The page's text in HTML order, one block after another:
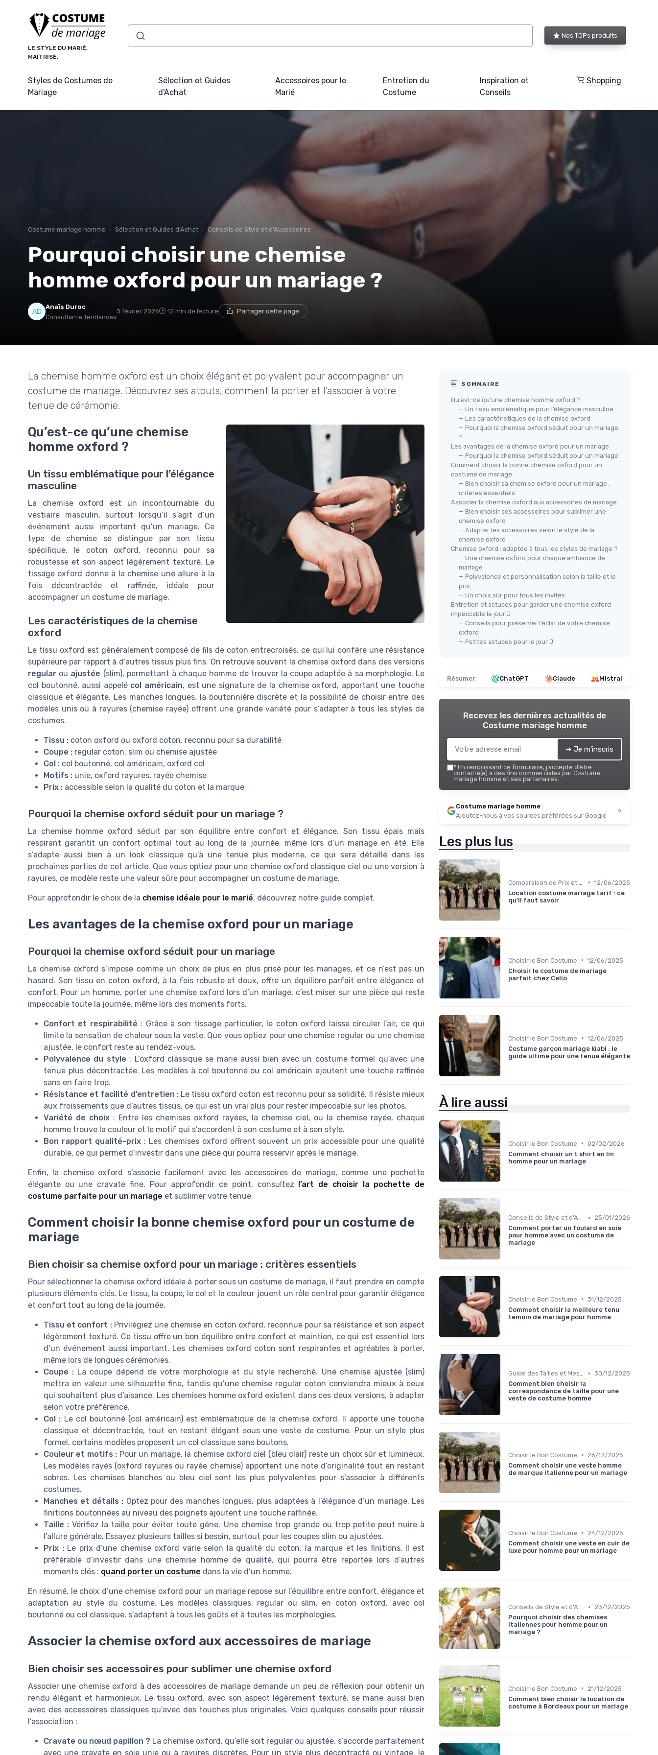
LE STYLE DU MARIÉ,
MAÎTRISÉ.
Nos TOPs produits
Styles de Costumes de
Mariage
Sélection et Guides
d'Achat
Accessoires pour le
Marié
Entretien du
Costume
Inspiration et
Conseils
Shopping
Costume mariage homme Sélection et Guides d'Achat Conseils de Style et d'Accessoires
Pourquoi choisir une chemise
homme oxford pour un mariage ?
Anaïs Duroc
Consultante Tendances
3 février 2026 12 min de lecture Partager cette page
La chemise homme oxford est un choix élégant et polyvalent pour accompagner un
costume de mariage. Découvrez ses atouts, comment la porter et l’associer à votre
tenue de cérémonie.
Qu’est-ce qu’une chemise
homme oxford ?
Un tissu emblématique pour l’élégance
masculine
La chemise oxford est un incontournable du
vestiaire masculin, surtout lorsqu’il s’agit d’un
événement aussi important qu’un mariage. Ce
type de chemise se distingue par son tissu
spécifique, le coton oxford, reconnu pour sa
robustesse et son aspect légèrement texturé. Le
tissage oxford donne à la chemise une allure à la
fois décontractée et raffinée, idéale pour
accompagner un costume de mariage.
Les caractéristiques de la chemise
oxford
Le tissu oxford est généralement composé de fils de coton entrecroisés, ce qui lui confère une résistance
supérieure par rapport à d’autres tissus plus fins. On retrouve souvent la chemise oxford dans des versions
regular ou ajustée (slim), permettant à chaque homme de trouver la coupe adaptée à sa morphologie. Le
col boutonné, aussi appelé col américain, est une signature de la chemise oxford, apportant une touche
classique et élégante. Les manches longues, la boutonnière discrète et la possibilité de choisir entre des
modèles unis ou à rayures (chemise rayée) offrent une grande variété pour s’adapter à tous les styles de
costumes.
Tissu : coton oxford ou oxford coton, reconnu pour sa durabilité
Coupe : regular coton, slim ou chemise ajustée
Col : col boutonné, col américain, oxford col
Motifs : unie, oxford rayures, rayée chemise
Prix : accessible selon la qualité du coton et la marque
Pourquoi la chemise oxford séduit pour un mariage ?
La chemise homme oxford séduit par son équilibre entre confort et élégance. Son tissu épais mais
respirant garantit un confort optimal tout au long de la journée, même lors d’un mariage en été. Elle
s’adapte aussi bien à un look classique qu’à une tenue plus moderne, ce qui sera détaillé dans les
prochaines parties de cet article. Que vous optiez pour une chemise oxford classique ciel ou une version à
rayures, ce modèle reste une valeur sûre pour accompagner un costume de mariage.
Pour approfondir le choix de la chemise idéale pour le marié, découvrez notre guide complet.
Les avantages de la chemise oxford pour un mariage
Pourquoi la chemise oxford séduit pour un mariage
La chemise oxford s’impose comme un choix de plus en plus prisé pour les mariages, et ce n’est pas un
hasard. Son tissu en coton oxford, à la fois robuste et doux, offre un équilibre parfait entre élégance et
confort. Pour un homme, porter une chemise oxford lors d’un mariage, c’est miser sur une pièce qui reste
impeccable toute la journée, même lors des moments forts.
Confort et respirabilité : Grâce à son tissage particulier, le coton oxford laisse circuler l’air, ce qui
limite la sensation de chaleur sous la veste. Que vous optiez pour une chemise regular ou une chemise
ajustée, le confort reste au rendez-vous.
Polyvalence du style : L’oxford classique se marie aussi bien avec un costume formel qu’avec une
tenue plus décontractée. Les modèles à col boutonné ou col américain ajoutent une touche raffinée
sans en faire trop.
Résistance et facilité d’entretien : Le tissu oxford coton est reconnu pour sa solidité. Il résiste mieux
aux froissements que d’autres tissus, ce qui est un vrai plus pour rester impeccable sur les photos.
Variété de choix: Entre les chemises oxford rayées, la chemise ciel, ou la chemise rayée, chaque
homme trouve la couleur et le motif qui s’accordent à son costume et à son style.
Bon rapport qualité-prix: Les chemises oxford offrent souvent un prix accessible pour une qualité
durable, ce qui permet d’investir dans une pièce qui pourra resservir après le mariage.
Enfin, la chemise oxford s’associe facilement avec les accessoires de mariage, comme une pochette
élégante ou une cravate fine. Pour approfondir ce point, consultez l’art de choisir la pochette de
costume parfaite pour un mariage et sublimer votre tenue.
Comment choisir la bonne chemise oxford pour un costume de
mariage
Bien choisir sa chemise oxford pour un mariage : critères essentiels
Pour sélectionner la chemise oxford idéale à porter sous un costume de mariage, il faut prendre en compte
plusieurs éléments clés. Le tissu, la coupe, le col et la couleur jouent un rôle central pour garantir élégance
et confort tout au long de la journée.
Tissu et confort :Privilégiez une chemise en coton oxford, reconnue pour sa résistance et son aspect
légèrement texturé. Ce tissu offre un bon équilibre entre confort et maintien, ce qui est essentiel lors
d’un événement aussi important. Les chemises oxford coton sont respirantes et agréables à porter,
même lors de longues cérémonies.
Coupe : La coupe dépend de votre morphologie et du style recherché. Une chemise ajustée (slim)
mettra en valeur une silhouette fine, tandis qu’une chemise regular coton conviendra mieux à ceux
qui souhaitent plus d’aisance. Les chemises homme oxford existent dans ces deux versions, à adapter
selon votre préférence.
Col : Le col boutonné (col américain) est emblématique de la chemise oxford. Il apporte une touche
classique et décontractée, tout en restant élégant sous une veste de costume. Pour un style plus
formel, certains modèles proposent un col classique sans boutons.
Couleur et motifs : Pour un mariage, la chemise oxford ciel (bleu clair) reste un choix sûr et lumineux.
Les modèles rayés (oxford rayures ou rayée chemise) apportent une note d’originalité tout en restant
sobres. Les chemises blanches ou bleu ciel sont les plus polyvalentes pour s’associer à différents
costumes.
Manches et détails : Optez pour des manches longues, plus adaptées à l’élégance d’un mariage. Les
finitions boutonnées au niveau des poignets ajoutent une touche raffinée.
Taille : Vérifiez la taille pour éviter toute gêne. Une chemise trop grande ou trop petite peut nuire à
l’allure générale. Essayez plusieurs tailles si besoin, surtout pour les coupes slim ou ajustées.
Prix :Le prix d’une chemise oxford varie selon la qualité du coton, la marque et les finitions. Il est
préférable d’investir dans une chemise homme de qualité, qui pourra être reportée lors d’autres
moments clés : quand porter un costume dans la vie d’un homme.
En résumé, le choix d’une chemise oxford pour un mariage repose sur l’équilibre entre confort, élégance et
adaptation au style du costume. Les modèles classiques, regular ou slim, en coton oxford, avec col
boutonné ou col classique, s’adaptent à tous les goûts et à toutes les morphologies.
Associer la chemise oxford aux accessoires de mariage
Bien choisir ses accessoires pour sublimer une chemise oxford
Associer une chemise oxford à des accessoires de mariage demande un peu de réflexion pour obtenir un
rendu élégant et harmonieux. Le tissu oxford, avec son aspect légèrement texturé, se marie aussi bien
avec des accessoires classiques qu’avec des touches plus originales. Voici quelques conseils pour réussir
l’association :
Cravate ou nœud papillon ? La chemise oxford, qu’elle soit regular ou ajustée, s’accorde parfaitement
avec une cravate en soie unie ou à rayures discrètes. Pour un style plus décontracté ou vintage, le
SOMMAIRE
Qu’est-ce qu’une chemise homme oxford ?
— Un tissu emblématique pour l’élégance masculine
— Les caractéristiques de la chemise oxford
— Pourquoi la chemise oxford séduit pour un mariage
?
Les avantages de la chemise oxford pour un mariage
— Pourquoi la chemise oxford séduit pour un mariage
Comment choisir la bonne chemise oxford pour un
costume de mariage
— Bien choisir sa chemise oxford pour un mariage :
critères essentiels
Associer la chemise oxford aux accessoires de mariage
— Bien choisir ses accessoires pour sublimer une
chemise oxford
— Adapter les accessoires selon le style de la
chemise oxford
Chemise oxford : adaptée à tous les styles de mariage ?
— Une chemise oxford pour chaque ambiance de
mariage
— Polyvalence et personnalisation selon la taille et le
prix
— Un choix sûr pour tous les invités
Entretien et astuces pour garder une chemise oxford
impeccable le jour J
— Conseils pour préserver l’éclat de votre chemise
oxford
— Petites astuces pour le jour J
Résumer ChatGPT Claude Mistral
Recevez les dernières actualités de
Costume mariage homme
➔ Je m'inscris
* En remplissant ce formulaire, j’accepte d’être
contacté(e) à des fins commerciales par Costume
mariage homme et ses partenaires.
Costume mariage homme
Ajoutez-nous à vos sources préférées sur Google
Les plus lus
• 12/06/2025
Location costume mariage tarif : ce
qu'il faut savoir
Choisir le Bon Costume • 12/06/2025
Choisir le costume de mariage
parfait chez Celio
Choisir le Bon Costume • 12/06/2025
Costume garçon mariage kiabi : le
guide ultime pour une tenue élégante
À lire aussi
Choisir le Bon Costume • 02/02/2026
Comment choisir un t shirt en lin
homme pour un mariage
Conseils de Style et d'Accessoires •
25/01/2026
Comment porter un foulard en soie
pour homme avec un costume de
mariage
Choisir le Bon Costume • 31/12/2025
Comment choisir la meilleure tenu
temoin de mariage pour homme
Guide des Tailles et Mesures • 30/12/2025
Comment bien choisir la
correspondance de taille pour une
veste de costume homme
Choisir le Bon Costume •
26/12/2025
Comment choisir une veste homme
de marque italienne pour un mariage
Choisir le Bon Costume •
24/12/2025
Comment choisir une veste en cuir de
luxe pour homme pour un mariage
Conseils de Style et d'Accessoires •
23/12/2025
Pourquoi choisir des chemises
italiennes pour homme pour un
mariage ?
Choisir le Bon Costume •
21/12/2025
Comment bien choisir la location de
costume à Bordeaux pour un mariage